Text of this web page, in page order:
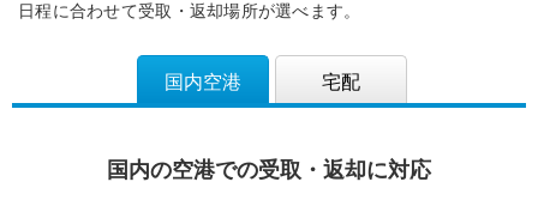
日程に合わせて受取・返却場所が選べます。
国内空港 宅配
国内の空港での受取・返却に対応